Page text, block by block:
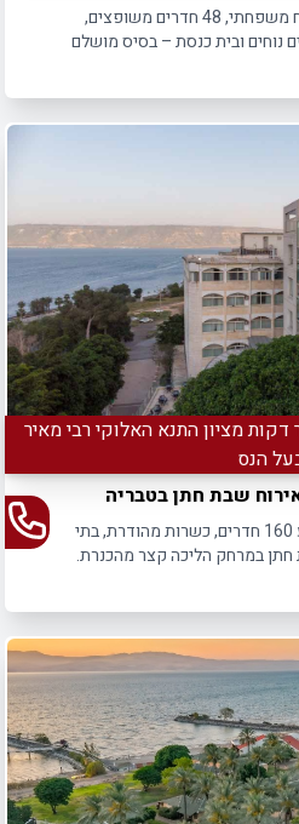
מלון ברגר בטבריה מציע אירוח משפחתי, 48 חדרים משופצים,
נוחים ובית כנסת – בסיס מושלם
מציון התנא האלוקי רבי מאיר
הנס
שבת חתן בטבריה
מלון רויאל פלאזה טבריה מציע 160 חדרים, כשרות מהודרת, בתי
במרחק הליכה קצר מהכנרת.